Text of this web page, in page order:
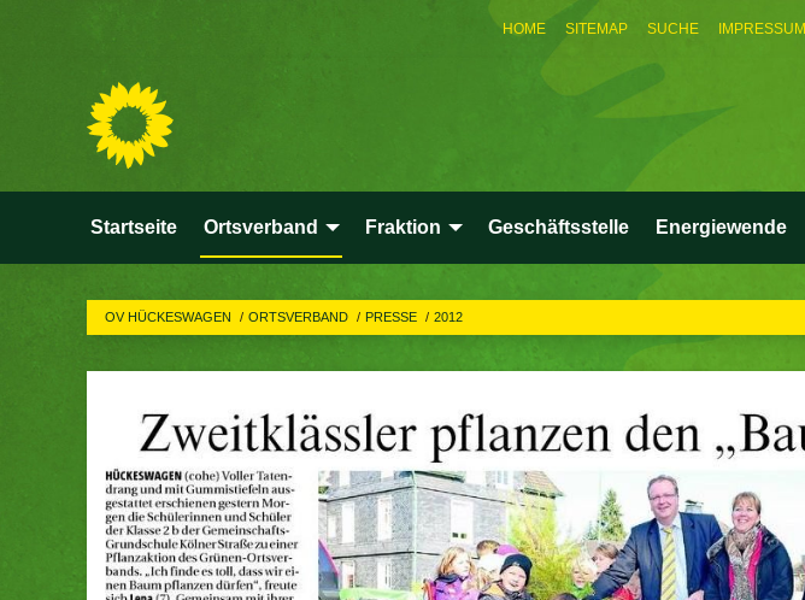
HOME SITEMAP SUCHE IMPRESSUM
Startseite Ortsverband Fraktion Geschäftsstelle Energiewende
OV HÜCKESWAGEN ORTSVERBAND PRESSE 2012